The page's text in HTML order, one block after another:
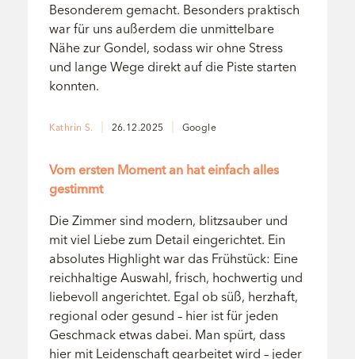
Besonderem gemacht. Besonders praktisch
war für uns außerdem die unmittelbare
Nähe zur Gondel, sodass wir ohne Stress
und lange Wege direkt auf die Piste starten
konnten.
Kathrin S. 26.12.2025 Google
Vom ersten Moment an hat einfach alles
gestimmt
Die Zimmer sind modern, blitzsauber und
mit viel Liebe zum Detail eingerichtet. Ein
absolutes Highlight war das Frühstück: Eine
reichhaltige Auswahl, frisch, hochwertig und
liebevoll angerichtet. Egal ob süß, herzhaft,
regional oder gesund – hier ist für jeden
Geschmack etwas dabei. Man spürt, dass
hier mit Leidenschaft gearbeitet wird – jeder